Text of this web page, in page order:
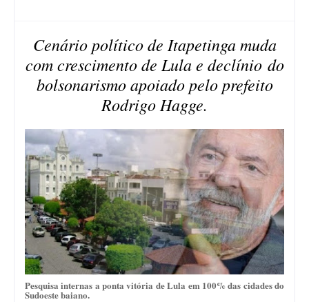
Cenário político de Itapetinga muda
com crescimento de Lula e declínio do
bolsonarismo apoiado pelo prefeito
Rodrigo Hagge.
Pesquisa internas a ponta vitória de Lula em 100% das cidades do
Sudoeste baiano.